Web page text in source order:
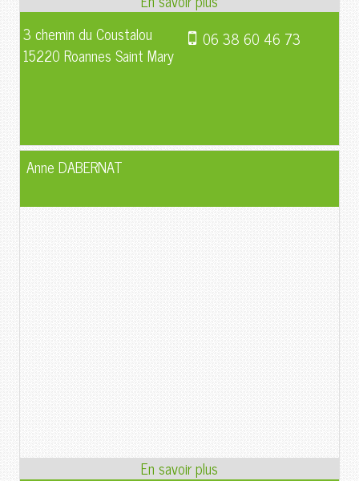
3 chemin du Coustalou
15220 Roannes Saint Mary
06 38 60 46 73
Anne DABERNAT